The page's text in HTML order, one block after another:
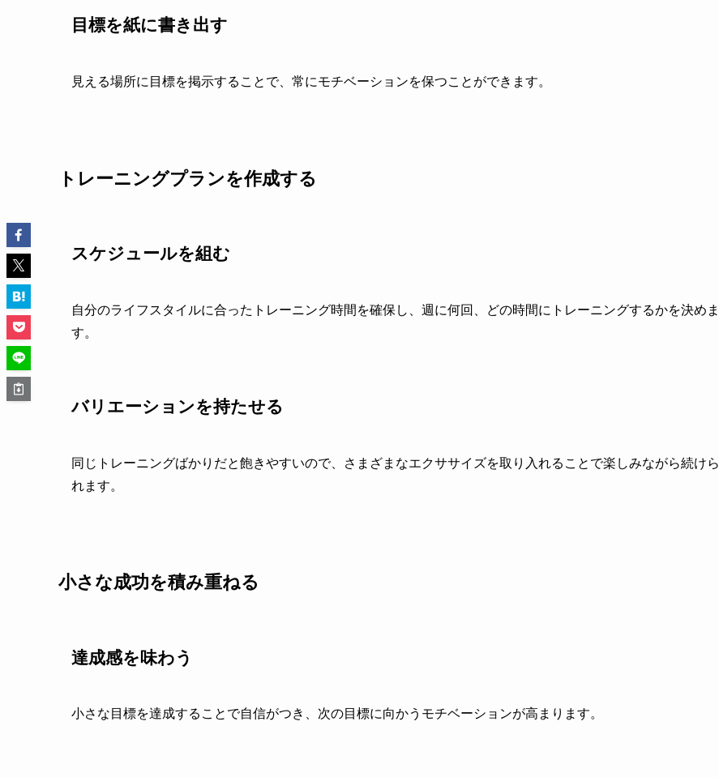
目標を紙に書き出す
見える場所に目標を掲示することで、常にモチベーションを保つことができます。
トレーニングプランを作成する
スケジュールを組む
自分のライフスタイルに合ったトレーニング時間を確保し、週に何回、どの時間にトレーニングするかを決めま
す。
バリエーションを持たせる
同じトレーニングばかりだと飽きやすいので、さまざまなエクササイズを取り入れることで楽しみながら続けら
れます。
小さな成功を積み重ねる
達成感を味わう
小さな目標を達成することで自信がつき、次の目標に向かうモチベーションが高まります。